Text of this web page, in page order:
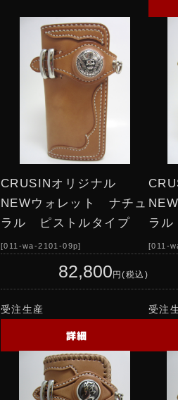
CRUSINオリジナル
NEWウォレット ナチュ
ラル ピストルタイプ
011-wa-2101-09p
82,800 円(税込)
受注生産
詳細
ラ
011-
受注